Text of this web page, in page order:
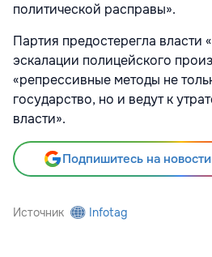
политической расправы».
Партия предостерегла власти
эскалации полицейского
«репрессивные методы не
государство, но и ведут к
власти».
Подпишитесь на
Источник Infotag